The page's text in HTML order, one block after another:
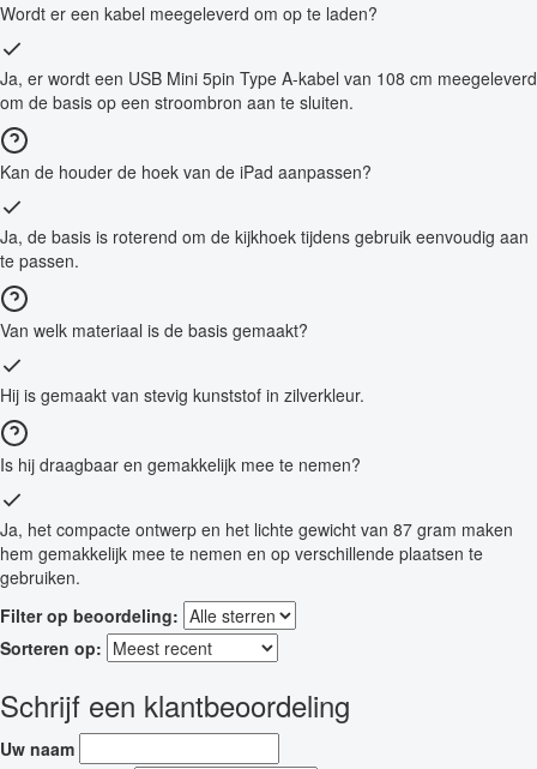
Wordt er een kabel meegeleverd om op te laden?
Ja, er wordt een USB Mini 5pin Type A-kabel van 108 cm meegeleverd
om de basis op een stroombron aan te sluiten.
Kan de houder de hoek van de iPad aanpassen?
Ja, de basis is roterend om de kijkhoek tijdens gebruik eenvoudig aan
te passen.
Van welk materiaal is de basis gemaakt?
Hij is gemaakt van stevig kunststof in zilverkleur.
Is hij draagbaar en gemakkelijk mee te nemen?
Ja, het compacte ontwerp en het lichte gewicht van 87 gram maken
hem gemakkelijk mee te nemen en op verschillende plaatsen te
gebruiken.
Filter op beoordeling:
Sorteren op:
Schrijf een klantbeoordeling
Uw naam